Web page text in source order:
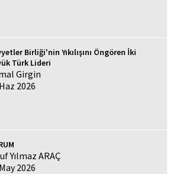
Birliği'nin Yıkılışını Öngören İki
Türk Lideri
Girgin
2026
Yılmaz ARAÇ
2026